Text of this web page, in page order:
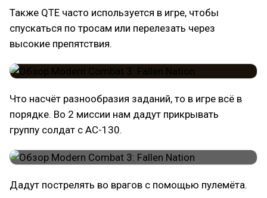
Также QTE часто используется в игре, чтобы
спускаться по тросам или перелезать через
высокие препятствия.
Что насчёт разнообразия заданий, то в игре всё в
порядке. Во 2 миссии нам дадут прикрывать
группу солдат с АС-130.
Дадут пострелять во врагов с помощью пулемёта.